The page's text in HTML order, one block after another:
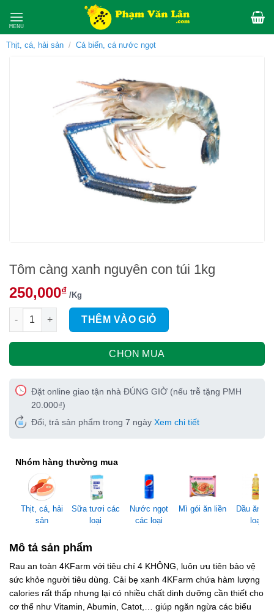
Thịt, cá, hải sản / Cá biển, cá nước ngọt
Tôm càng xanh nguyên con túi 1kg
250,000₫ /Kg
Tôm càng xanh nguyên con túi 1kg số lượng
THÊM VÀO GIỎ
CHỌN MUA
Đặt online giao tận nhà ĐÚNG GIỜ (nếu trễ tặng PMH
20.000₫)
Đổi, trả sản phẩm trong 7 ngày Xem chi tiết
Nhóm hàng thường mua
Thịt, cá, hải
sản
Sữa tươi các
loại
Nước ngọt
các loại
Mì gói ăn liền
Dầu ăn
loại
Mô tả sản phẩm
Rau an toàn 4KFarm với tiêu chí 4 KHÔNG, luôn ưu tiên bảo vệ
sức khỏe người tiêu dùng. Cải bẹ xanh 4KFarm chứa hàm lượng
calories rất thấp nhưng lại có nhiều chất dinh dưỡng cần thiết cho
cơ thể như Vitamin, Abumin, Catot,… giúp ngăn ngừa các biểu